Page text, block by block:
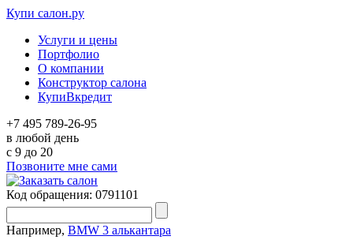
Купи салон.ру
Услуги и цены
Портфолио
О компании
Конструктор салона
КупиВкредит
+7 495 789-26-95
в любой день
c 9 до 20
Позвоните мне сами
Код обращения: 0791101
Например, BMW 3 алькантара